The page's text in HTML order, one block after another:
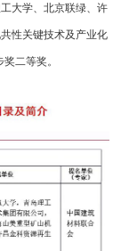
大学、北京联绿、许
性关键技术及产业化
二等奖。